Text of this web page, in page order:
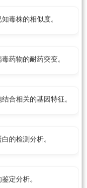
毒株的相似度。
药物的耐药突变。
合相关的基因特征。
的检测分析。
定分析。